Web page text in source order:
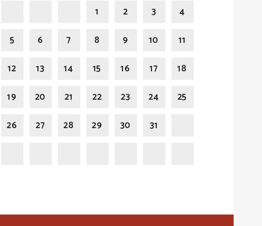
1 2 3
4
5
6 7 8 9 10
11
12
13 14 15 16 17
18
19
20 21 22 23 24
25
26
27 28 29 30 31